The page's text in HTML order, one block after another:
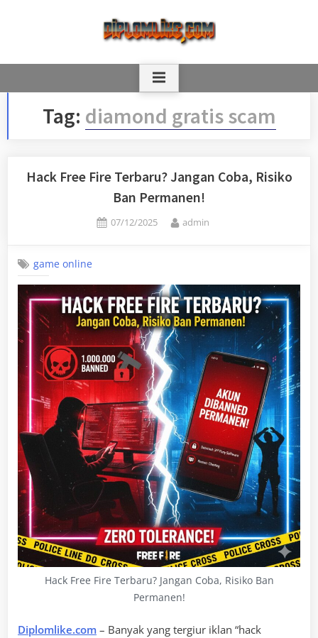
Tag: diamond gratis scam
Hack Free Fire Terbaru? Jangan Coba, Risiko
Ban Permanen!
Posted
07/12/2025 By
admin
game online
Hack Free Fire Terbaru? Jangan Coba, Risiko Ban
Permanen!
Diplomlike.com – Banyak yang tergiur iklan “hack